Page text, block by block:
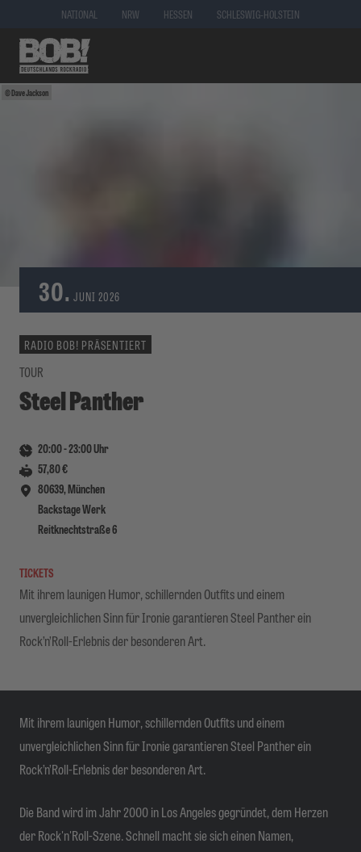
NATIONAL NRW HESSEN SCHLESWIG-HOLSTEIN
Dave Jackson
30. JUNI 2026
RADIO BOB! PRÄSENTIERT
TOUR
Steel Panther
20:00-23:00Uhr
57,80 €
80639, München
Backstage Werk
Reitknechtstraße 6
TICKETS
Mit ihrem launigen Humor, schillernden Outfits und einem
unvergleichlichen Sinn für Ironie garantieren Steel Panther ein
Rock’n’Roll-Erlebnis der besonderen Art.
Mit ihrem launigen Humor, schillernden Outfits und einem
unvergleichlichen Sinn für Ironie garantieren Steel Panther ein
Rock’n’Roll-Erlebnis der besonderen Art.
Die Band wird im Jahr 2000 in Los Angeles gegründet, dem Herzen
der Rock'n'Roll-Szene. Schnell macht sie sich einen Namen,